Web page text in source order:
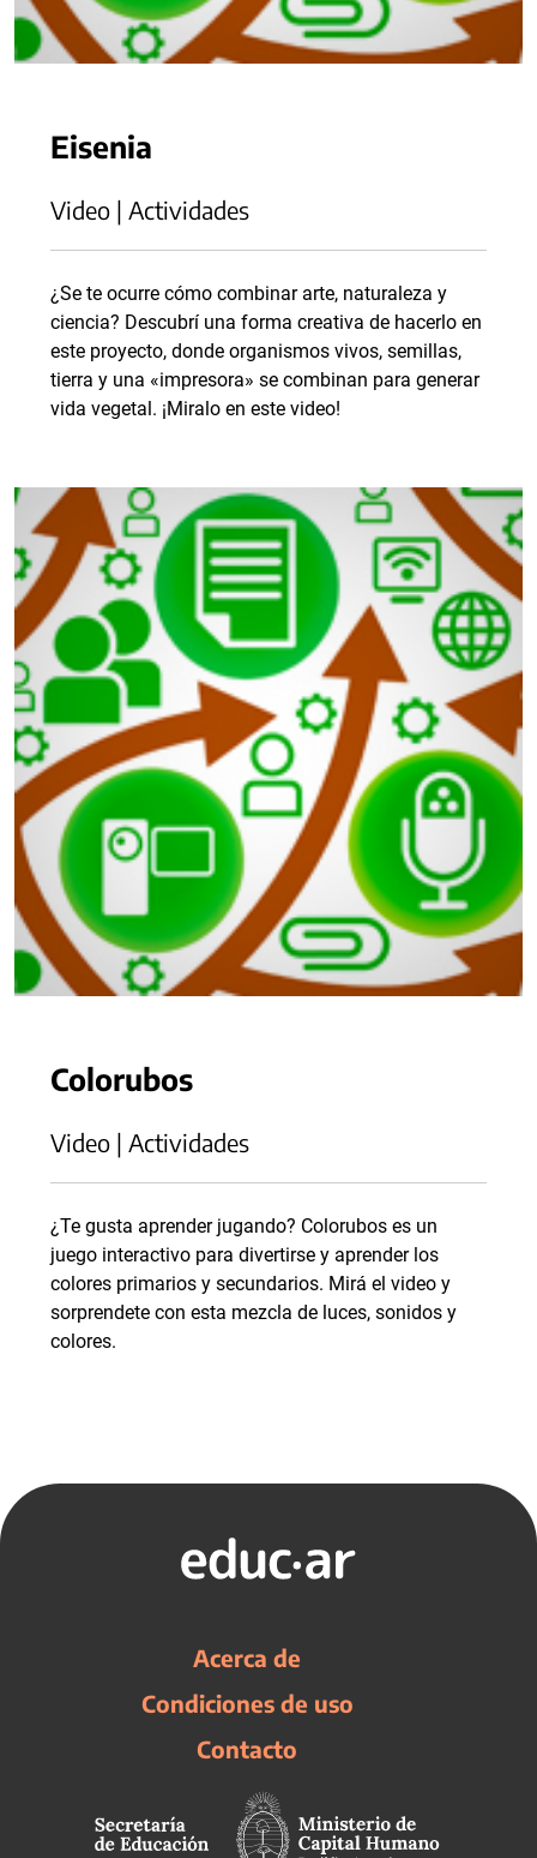
Eisenia
Video | Actividades
¿Se te ocurre cómo combinar arte, naturaleza y
ciencia? Descubrí una forma creativa de hacerlo en
este proyecto, donde organismos vivos, semillas,
tierra y una «impresora» se combinan para generar
vida vegetal. ¡Miralo en este video!
Colorubos
Video | Actividades
¿Te gusta aprender jugando? Colorubos es un
juego interactivo para divertirse y aprender los
colores primarios y secundarios. Mirá el video y
sorprendete con esta mezcla de luces, sonidos y
colores.
Acerca de
Condiciones de uso
Contacto